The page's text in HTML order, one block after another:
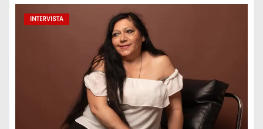
INTERVISTA